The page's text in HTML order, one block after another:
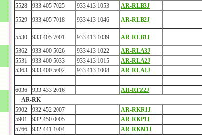
5528
933 405 7025 933 413 1053 AR-RLB3J
5529
933 405 7018 933 413 1046 AR-RLB2J
5530
933 405 7001 933 413 1039 AR-RLB1J
5362
933 400 5026 933 413 1022 AR-RLA3J
5531
933 400 5033 933 413 1015 AR-RLA2J
5363
933 400 5002 933 413 1008 AR-RLA1J
6036 933 433 2016 AR-RFZ2J
AR-RK
5902
932 452 2007 AR-RKR1J
5901
932 450 0005 AR-RKP1J
5766
932 441 1004 AR-RKM1J